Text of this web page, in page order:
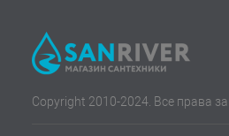
Copyright 2010-2024. Все права